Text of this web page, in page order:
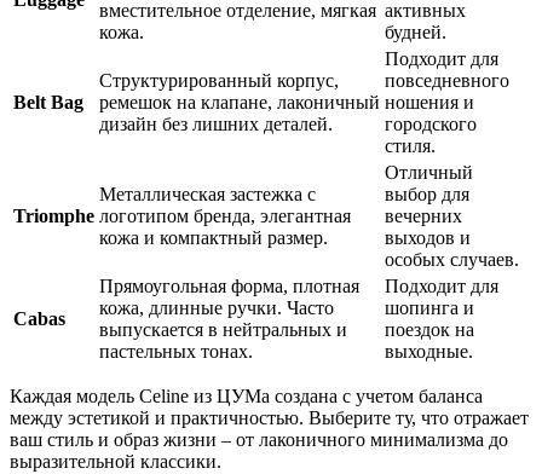
вместительное отделение, мягкая
кожа.
активных
будней.
Belt Bag
Структурированный корпус,
ремешок на клапане, лаконичный
дизайн без лишних деталей.
Подходит для
повседневного
ношения и
городского
стиля.
Triomphe
Металлическая застежка с
логотипом бренда, элегантная
кожа и компактный размер.
Отличный
выбор для
вечерних
выходов и
особых случаев.
Cabas
Прямоугольная форма, плотная
кожа, длинные ручки. Часто
выпускается в нейтральных и
пастельных тонах.
Подходит для
шопинга и
поездок на
выходные.
Каждая модель Celine из ЦУМа создана с учетом баланса
между эстетикой и практичностью. Выберите ту, что отражает
ваш стиль и образ жизни – от лаконичного минимализма до
выразительной классики.